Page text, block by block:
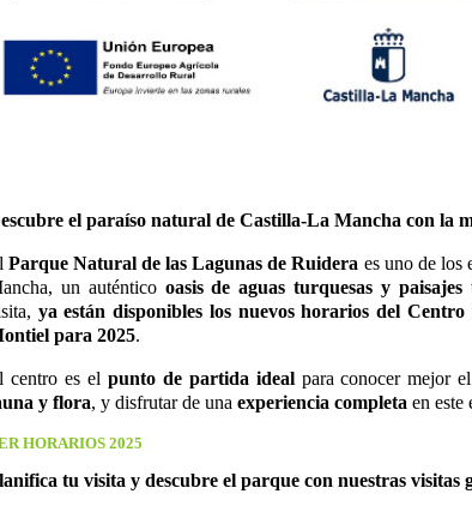
el paraíso natural de Castilla-La Mancha con la
Parque Natural de las Lagunas de Ruidera es uno de los
un auténtico oasis de aguas turquesas y paisajes
ya están disponibles los nuevos horarios del
para 2025.
centro es el punto de partida idealpara conocer mejor
y flora, y disfrutar de una experiencia completa en este
HORARIOS 2025
tu visita y descubre el parque con nuestras visitas